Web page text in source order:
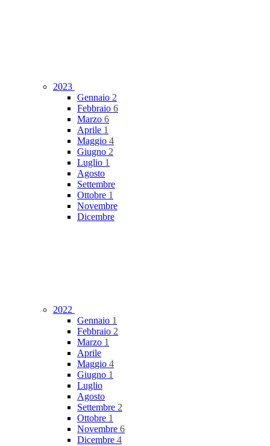
2023
Gennaio 2
Febbraio 6
Marzo 6
Aprile 1
Maggio 4
Giugno 2
Luglio 1
Agosto
Settembre
Ottobre 1
Novembre
Dicembre
2022
Gennaio 1
Febbraio 2
Marzo 1
Aprile
Maggio 4
Giugno 1
Luglio
Agosto
Settembre 2
Ottobre 1
Novembre 6
Dicembre 4